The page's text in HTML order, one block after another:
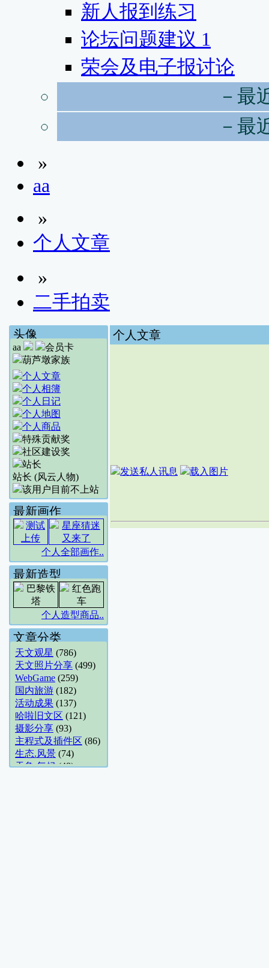
新人报到练习
论坛问题建议 1
荣会及电子报讨论
－最
－最
»
aa
»
个人文章
»
二手拍卖
头像
aa
站长 (风云人物)
最新画作
个人全部画作..
最新造型
个人造型商品..
文章分类
天文观星 (786)
天文照片分享 (499)
WebGame (259)
国内旅游 (182)
活动成果 (137)
哈啦旧文区 (121)
摄影分享 (93)
主程式及插件区 (86)
生态.风景 (74)
天象.气候(48)
个人文章